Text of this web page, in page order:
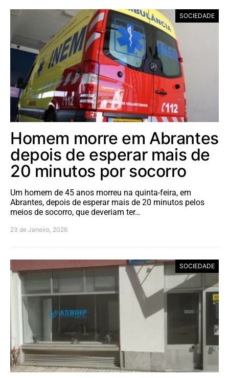
SOCIEDADE
Homem morre em Abrantes
depois de esperar mais de
20 minutos por socorro
Um homem de 45 anos morreu na quinta-feira, em
Abrantes, depois de esperar mais de 20 minutos pelos
meios de socorro, que deveriam ter…
23 de Janeiro, 2026
SOCIEDADE